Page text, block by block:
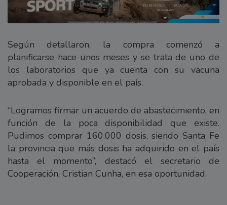
Según detallaron, la compra comenzó a
planificarse hace unos meses y se trata de uno de
los laboratorios que ya cuenta con su vacuna
aprobada y disponible en el país.
“Logramos firmar un acuerdo de abastecimiento, en
función de la poca disponibilidad que existe.
Pudimos comprar 160.000 dosis, siendo Santa Fe
la provincia que más dosis ha adquirido en el país
hasta el momento”, destacó el secretario de
Cooperación, Cristian Cunha, en esa oportunidad.